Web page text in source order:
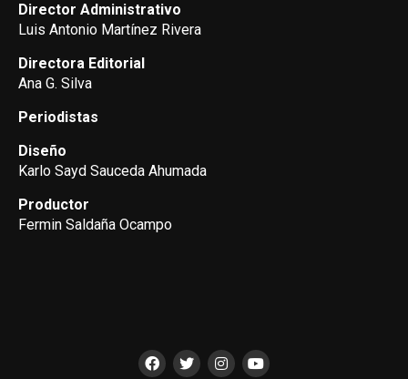
Director Administrativo
Luis Antonio Martínez Rivera
Directora Editorial
Ana G. Silva
Periodistas
Diseño
Karlo Sayd Sauceda Ahumada
Productor
Fermin Saldaña Ocampo